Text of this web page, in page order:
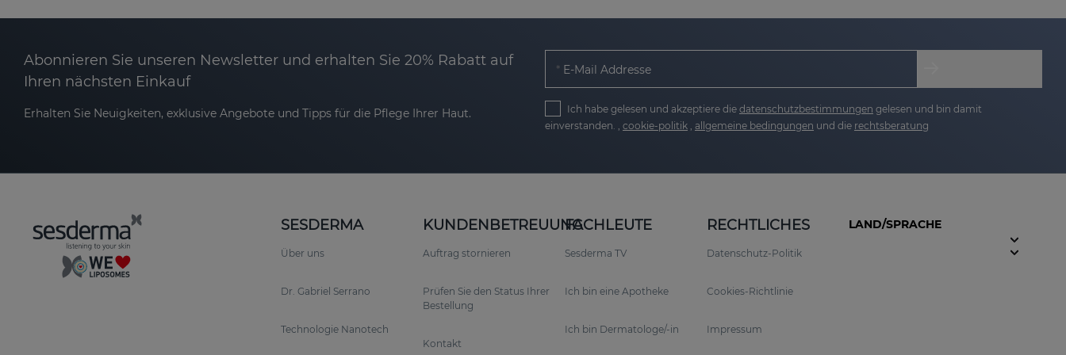
Abonnieren Sie unseren Newsletter und erhalten Sie 20% Rabatt auf
Ihren nächsten Einkauf
Erhalten Sie Neuigkeiten, exklusive Angebote und Tipps für die Pflege Ihrer Haut.
E-Mail Addresse
Ich habe gelesen und akzeptiere die datenschutzbestimmungen gelesen und bin damit
einverstanden. , cookie-politik allgemeine bedingungen und die rechtsberatung
SESDERMA
Über uns
Dr. Gabriel Serrano
Technologie Nanotech
KUNDENBETREUUNG
Auftrag stornieren
Prüfen Sie den Status Ihrer
Bestellung
Kontakt
FACHLEUTE
Sesderma TV
Ich bin eine Apotheke
Ich bin Dermatologe/-in
RECHTLICHES
Datenschutz-Politik
Cookies-Richtlinie
Impressum
LAND/SPRACHE